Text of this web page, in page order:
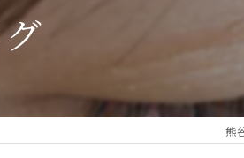
ボリューム
熊